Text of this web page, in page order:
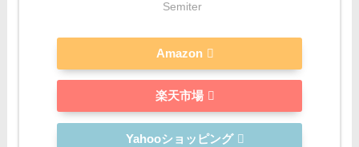
Semiter
Amazon
楽天市場
Yahooショッピング